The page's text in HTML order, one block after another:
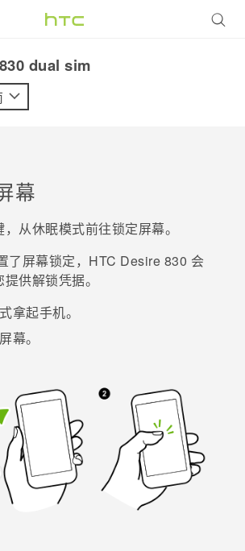
dual sim‎
幕
，从休眠模式前往锁定屏幕。
了屏幕锁定， HTC Desire 830 会
供解锁凭据。
拿起手机。
幕。